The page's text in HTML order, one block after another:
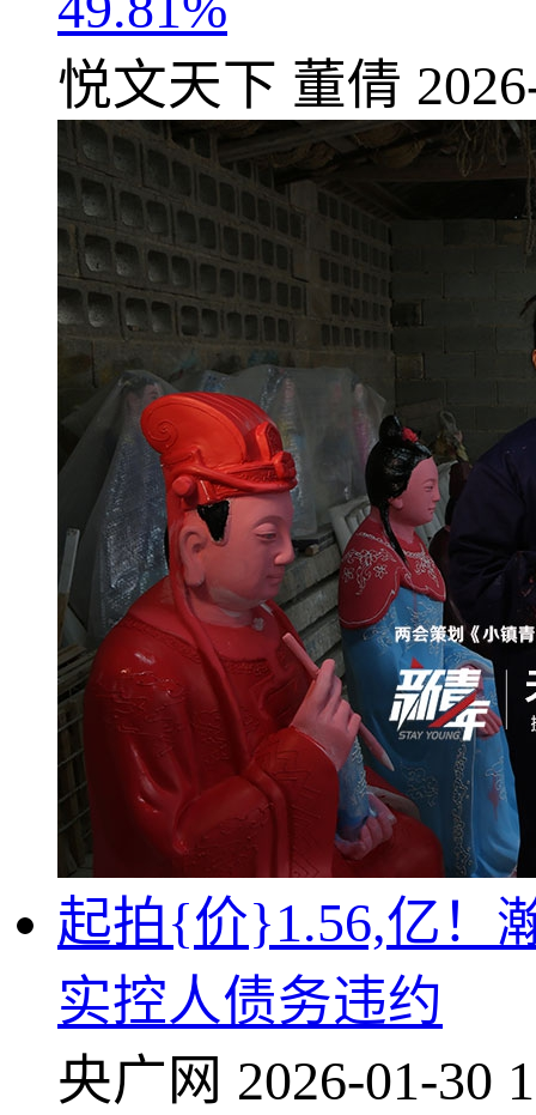
悦文天下 董倩
起拍{价}1.56,亿！
实控人债务违约
央广网 2026-01-30